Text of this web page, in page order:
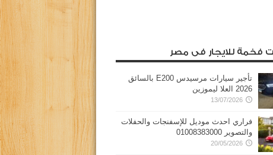
فخمة للايجار فى مصر
تأجير سيارات مرسيدس E200 بالسائق
2026 العلا ليموزين
13/07/2026
فراري احدث موديل للإسفنجات والحفلات
والتصوير 01008383000
20/05/2026